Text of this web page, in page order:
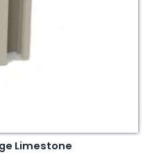
Limestone